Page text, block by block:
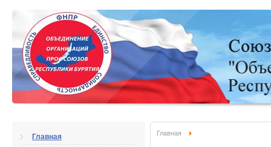
Главная
Главная